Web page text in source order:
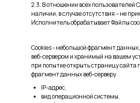
2.3. В отношении всех пользователей
наличии, в случае отсутствия – не
Исполнитель обрабатывает Файлы
IP-адрес,
вид операционной системы,
Cookies - небольшой фрагмент
веб-сервером и хранимый на вашем
при попытке открыть страницу сайта
фрагмент данных веб-серверу